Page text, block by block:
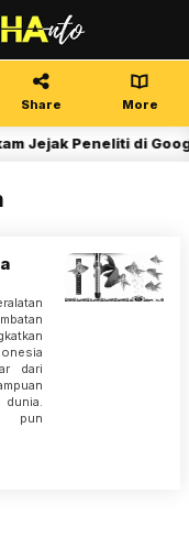
Share More
Jejak Peneliti di
dari
dunia.
pun